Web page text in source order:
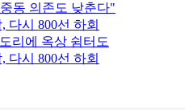
동 의존도 낮춘다"
다시 800선 하회
리에 옥상 쉼터도
다시 800선 하회